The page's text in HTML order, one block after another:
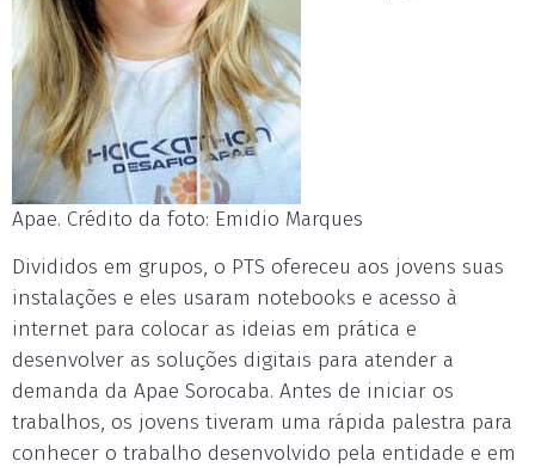
Apae. Crédito da foto: Emidio Marques
Divididos em grupos, o PTS ofereceu aos jovens suas
instalações e eles usaram notebooks e acesso à
internet para colocar as ideias em prática e
desenvolver as soluções digitais para atender a
demanda da Apae Sorocaba. Antes de iniciar os
trabalhos, os jovens tiveram uma rápida palestra para
conhecer o trabalho desenvolvido pela entidade e em